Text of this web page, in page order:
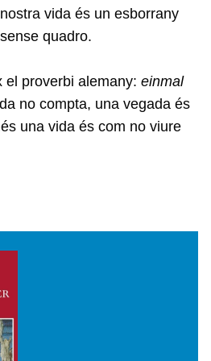
vida és un esborrany
quadro.
el proverbi alemany: einmal
no compta, una vegada és
una vida és com no viure